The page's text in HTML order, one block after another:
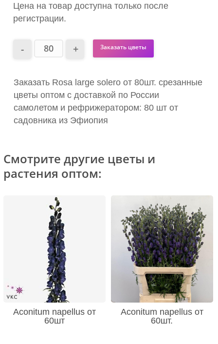
Цена на товар доступна только после
регистрации.
Заказать цветы
Заказать Rosa large solero от 80шт. срезанные
цветы оптом с доставкой по России
самолетом и рефрижератором: 80 шт от
садовника из Эфиопия
Смотрите другие цветы и
растения оптом:
Aconitum napellus от
60шт
Aconitum napellus от
60шт.